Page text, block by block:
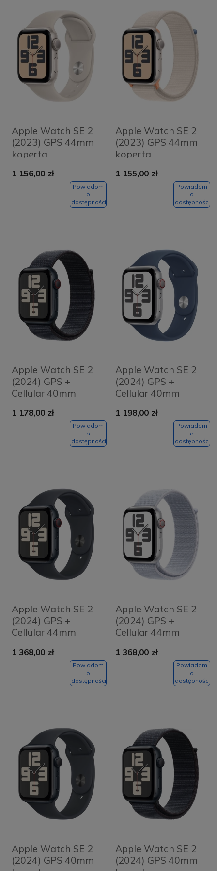
Apple Watch SE 2
(2023) GPS 44mm
koperta
Starlight + pasek
1 156,00 zł
Powiadom
o
dostępności
Apple Watch SE 2
(2023) GPS 44mm
koperta
Starlight + pasek
1 155,00 zł
Powiadom
o
dostępności
Apple Watch SE 2
(2024) GPS +
Cellular 40mm
aluminiowa
Midnight + pasek
Midnight Sport
1 178,00 zł
Powiadom
o
dostępności
Apple Watch SE 2
(2024) GPS +
Cellular 40mm
aluminiowa Silver +
pasek Denim Sport
1 198,00 zł
Powiadom
o
dostępności
Apple Watch SE 2
(2024) GPS +
Cellular 44mm
aluminiowa
Midnight + pasek
Midnight Sport
1 368,00 zł
Powiadom
o
dostępności
Apple Watch SE 2
(2024) GPS +
Cellular 44mm
aluminiowa Silver +
pasek Blue Cloud
1 368,00 zł
Powiadom
o
dostępności
Apple Watch SE 2
(2024) GPS 40mm
Apple Watch SE 2
(2024) GPS 40mm